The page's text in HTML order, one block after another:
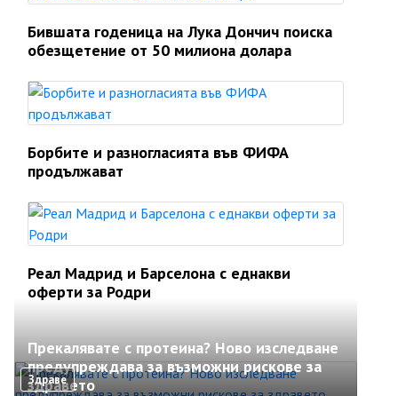
Бившата годеница на Лука Дончич поиска
обезщетение от 50 милиона долара
Борбите и разногласията във ФИФА
продължават
Реал Мадрид и Барселона с еднакви
оферти за Родри
Здраве
Прекалявате с протеина? Ново изследване
предупреждава за възможни рискове за
здравето